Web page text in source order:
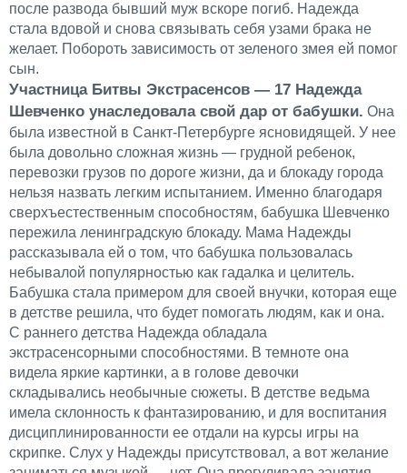
после развода бывший муж вскоре погиб. Надежда
стала вдовой и снова связывать себя узами брака не
желает. Побороть зависимость от зеленого змея ей помог
сын.
Участница Битвы Экстрасенсов — 17 Надежда
Шевченко унаследовала свой дар от бабушки. Она
была известной в Санкт-Петербурге ясновидящей. У нее
была довольно сложная жизнь — грудной ребенок,
перевозки грузов по дороге жизни, да и блокаду города
нельзя назвать легким испытанием. Именно благодаря
сверхъестественным способностям, бабушка Шевченко
пережила ленинградскую блокаду. Мама Надежды
рассказывала ей о том, что бабушка пользовалась
небывалой популярностью как гадалка и целитель.
Бабушка стала примером для своей внучки, которая еще
в детстве решила, что будет помогать людям, как и она.
С раннего детства Надежда обладала
экстрасенсорными способностями. В темноте она
видела яркие картинки, а в голове девочки
складывались необычные сюжеты. В детстве ведьма
имела склонность к фантазированию, и для воспитания
дисциплинированности ее отдали на курсы игры на
скрипке. Слух у Надежды присутствовал, а вот желание